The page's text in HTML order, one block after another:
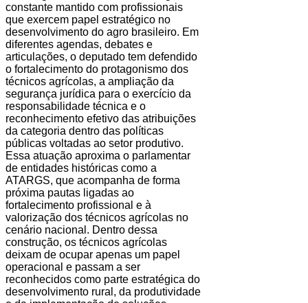
constante mantido com profissionais
que exercem papel estratégico no
desenvolvimento do agro brasileiro. Em
diferentes agendas, debates e
articulações, o deputado tem defendido
o fortalecimento do protagonismo dos
técnicos agrícolas, a ampliação da
segurança jurídica para o exercício da
responsabilidade técnica e o
reconhecimento efetivo das atribuições
da categoria dentro das políticas
públicas voltadas ao setor produtivo.
Essa atuação aproxima o parlamentar
de entidades históricas como a
ATARGS, que acompanha de forma
próxima pautas ligadas ao
fortalecimento profissional e à
valorização dos técnicos agrícolas no
cenário nacional. Dentro dessa
construção, os técnicos agrícolas
deixam de ocupar apenas um papel
operacional e passam a ser
reconhecidos como parte estratégica do
desenvolvimento rural, da produtividade